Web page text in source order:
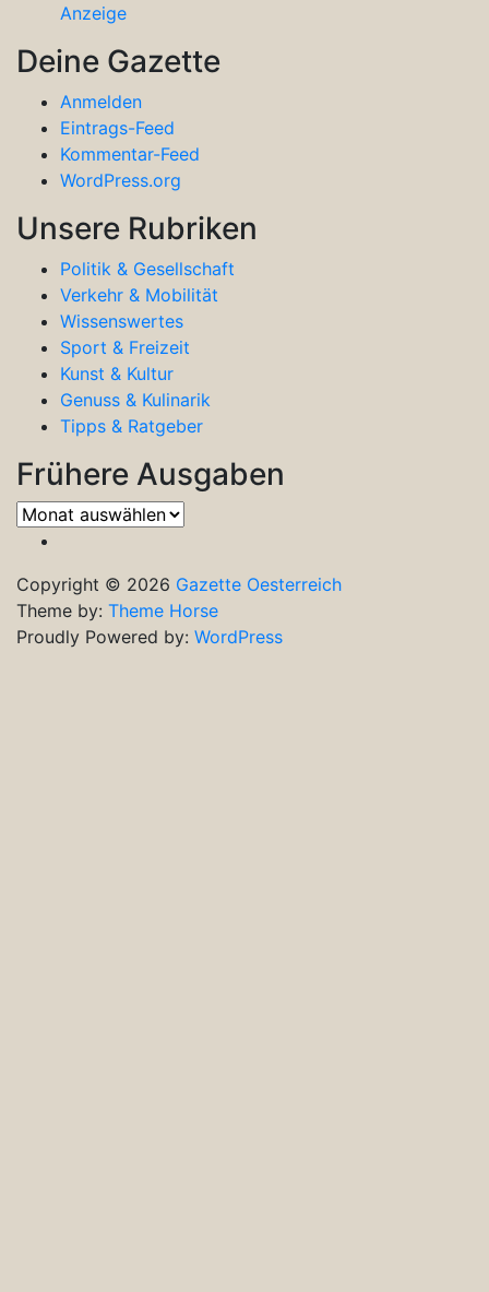
Anzeige
Deine Gazette
Anmelden
Eintrags-Feed
Kommentar-Feed
WordPress.org
Unsere Rubriken
Politik & Gesellschaft
Verkehr & Mobilität
Wissenswertes
Sport & Freizeit
Kunst & Kultur
Genuss & Kulinarik
Tipps & Ratgeber
Frühere Ausgaben
Frühere
Ausgaben
Copyright © 2026 Gazette Oesterreich
Theme by: Theme Horse
Proudly Powered by: WordPress